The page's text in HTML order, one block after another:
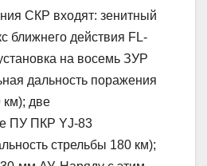
СКР входят: зенитный
ближнего действия FL-
на восемь ЗУР
дальность поражения
км); две
ПУ ПКР YJ-83
стрельбы 180 км);